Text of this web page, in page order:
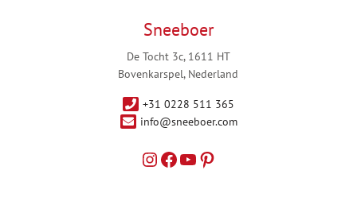
Sneeboer
De Tocht 3c, 1611 HT
Bovenkarspel, Nederland
+31 0228 511 365
info@sneeboer.com